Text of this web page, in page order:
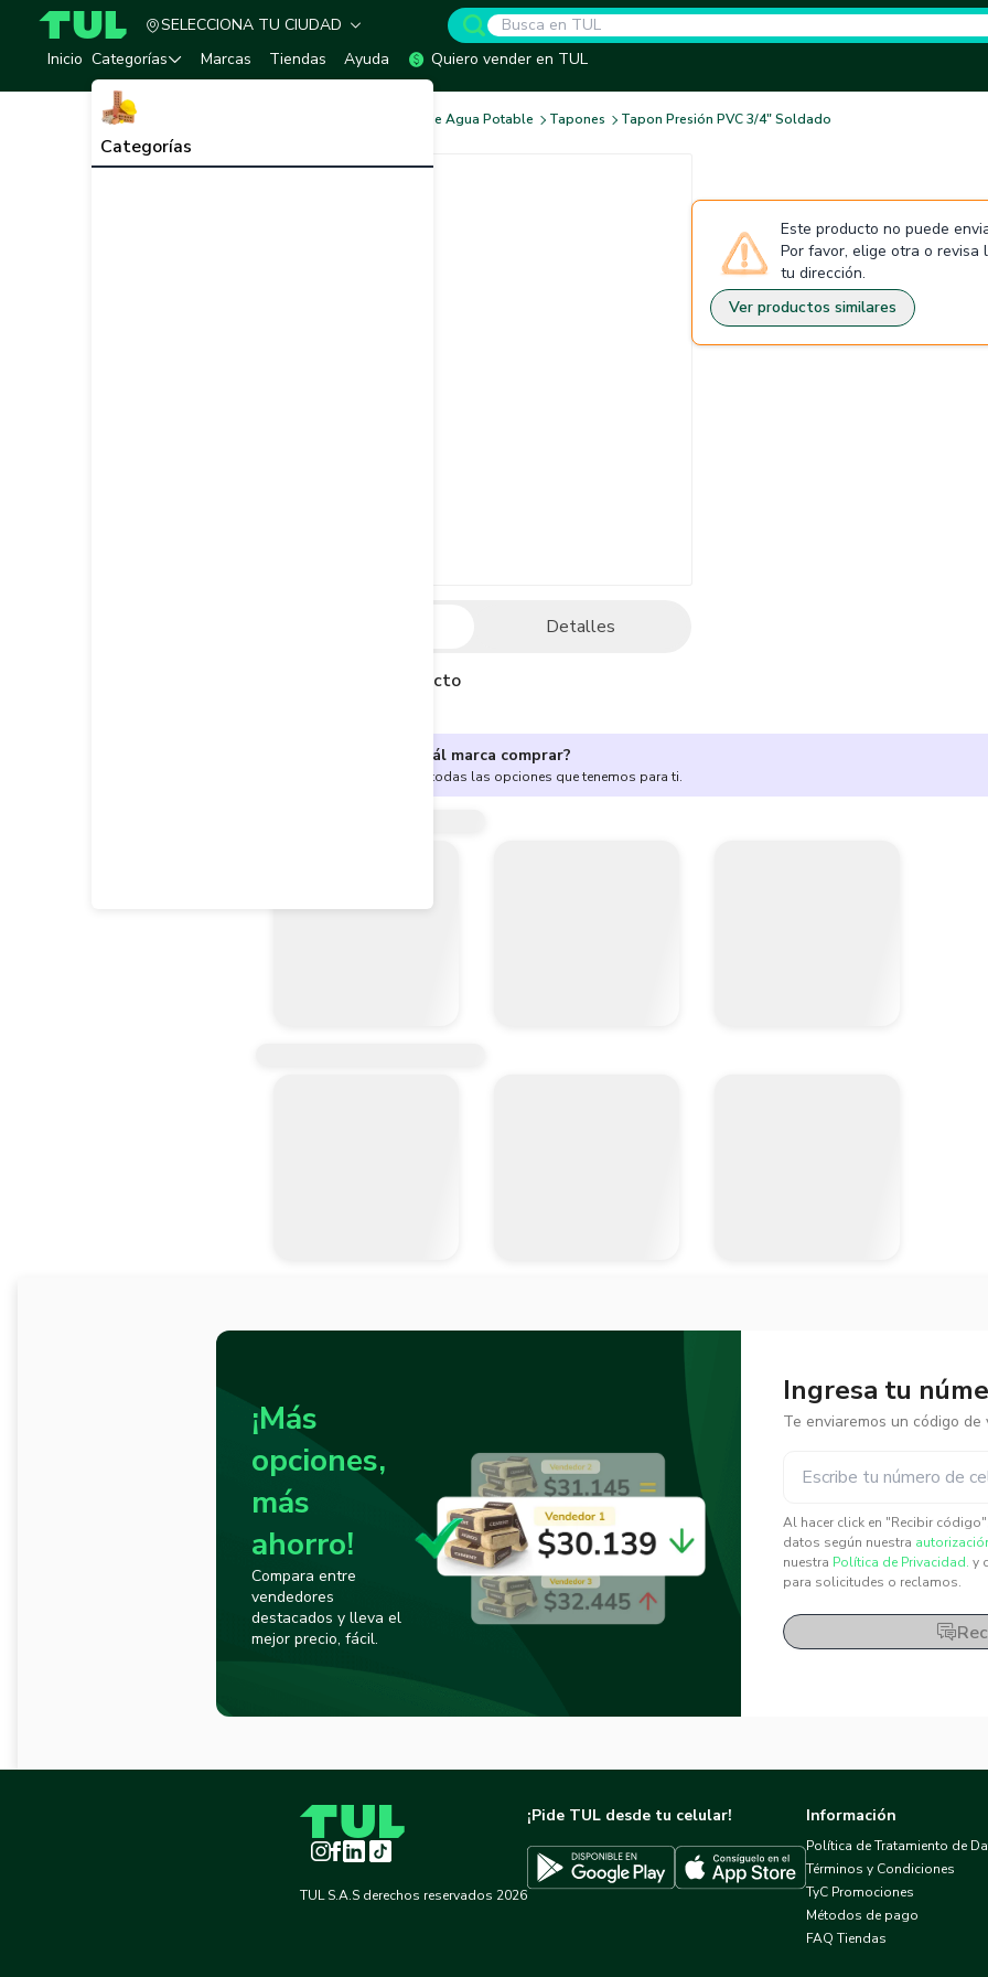
TUL - Tu Marketplace de Construcción
SELECCIONA TU CIUDAD
Inicio Categorías
Categorías
Marcas Tiendas Ayuda Quiero vender en TUL
Redes de Agua Potable Tapones Tapon Presión PVC 3/4" Soldado
Detalles
Descripción del producto
Este producto no puede
Por favor, elige otra o revisa
tu dirección.
Ver productos similares
¿No sabes cuál marca comprar?
Encuentra aquí todas las opciones que tenemos para ti.
¡Más
opciones,
más
ahorro!
Compara entre
vendedores
destacados y lleva el
mejor precio, fácil.
Ingresa tu
Te enviaremos un código de
Al hacer click en "Recibir
datos según nuestra
nuestra Política de Privacidad. y
para solicitudes o reclamos.
Instagram
Facebook
LinkedInTikTok
TUL S.A.S derechos reservados 2026
¡Pide TUL desde tu celular!
Descargar TUL en Google PlayDescargar TUL en App Store
Información
Política de Tratamiento de
Términos y Condiciones
TyC Promociones
Métodos de pago
FAQ Tiendas